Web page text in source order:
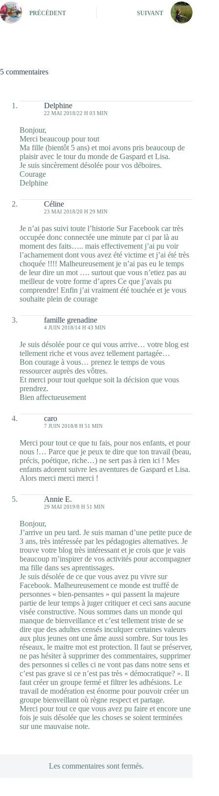
PRÉCÉDENT SUIVANT
5 commentaires
Delphine
22 MAI 2018/22 H 03 MIN
Bonjour,
Merci beaucoup pour tout
Ma fille (bientôt 5 ans) et moi avons pris beaucoup de
plaisir avec le tour du monde de Gaspard et Lisa.
Je suis sincèrement désolée pour vos déboires.
Courage
Delphine
Céline
23 MAI 2018/20 H 29 MIN
Je n’ai pas suivi toute l’historie Sur Facebook car très
occupée donc connectée une minute par ci par là au
moment des faits….. mais effectivement j’ai pu voir
l’acharnement dont vous avez été victime et j’ai été très
choquée !!!! Malheureusement je n’ai pas eu le temps
de leur dire un mot …. surtout que vous n’etiez pas au
meilleur de votre forme d’apres Ce que j’avais pu
comprendre! Enfin j’ai vraiment été touchée et je vous
souhaite plein de courage
famille grenadine
4 JUIN 2018/14 H 43 MIN
Je suis désolée pour ce qui vous arrive… votre blog est
tellement riche et vous avez tellement partagée…
Bon courage à vous… prenez le temps de vous
ressourcer auprès des vôtres.
Et merci pour tout quelque soit la décision que vous
prendrez.
Bien affectueusement
caro
7 JUIN 2018/8 H 51 MIN
Merci pour tout ce que tu fais, pour nos enfants, et pour
nous !… Parce que je peux te dire que ton travail (beau,
précis, poétique, riche…) ne sert pas à rien ici ! Mes
enfants adorent suivre les aventures de Gaspard et Lisa.
Alors merci merci merci !
Annie E.
29 MAI 2019/8 H 51 MIN
Bonjour,
J’arrive un peu tard. Je suis maman d’une petite puce de
3 ans, très intéressée par les pédagogies alternatives. Je
trouve votre blog très intéressant et je crois que je vais
beaucoup m’inspirer de vos activités pour accompagner
ma fille dans ses aprentissages.
Je suis désolée de ce que vous avez pu vivre sur
Facebook. Malheureusement ce monde est truffé de
personnes « bien-pensantes » qui passent la majeure
partie de leur temps à juger critiquer et ceci sans aucune
visée constructive. Nous sommes dans un monde qui
manque de bienveillance et c’est tellement triste de se
dire que des adultes censés inculquer certaines valeurs
aux plus jeunes ont une âme aussi sombre. Sur tous les
réseaux, le maitre mot est protection. Il faut se préserver,
ne pas hésiter à supprimer des commentaires, supprimer
des personnes si celles ci ne vont pas dans notre sens et
c’est pas grave si ce n’est pas très « démocratique? ». Il
faut créer un groupe fermé et filtrer les adhésions. Le
travail de modération est énorme pour pouvoir créer un
groupe bienveillant où règne respect et partage.
Merci pour tout ce que vous avez pu faire et encore une
fois je suis désolée que les choses se soient terminées
sur une mauvaise note.
Les commentaires sont fermés.